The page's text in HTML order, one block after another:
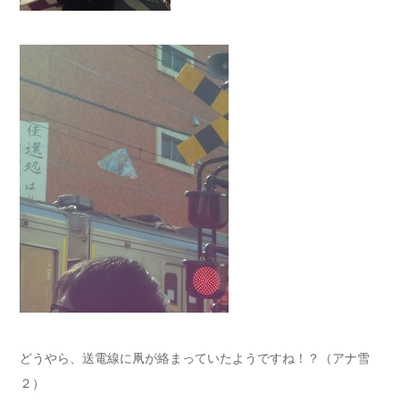
どうやら、送電線に凧が絡まっていたようですね！？（アナ雪
２）